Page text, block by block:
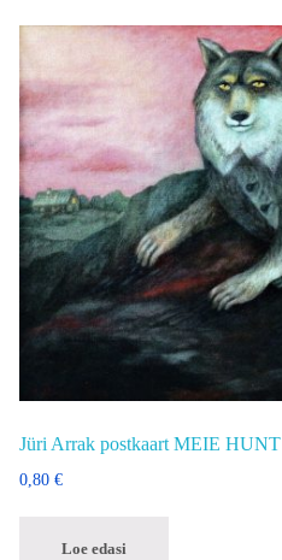
Jüri Arrak postkaart MEIE HUNT
0,80 €
Loe edasi